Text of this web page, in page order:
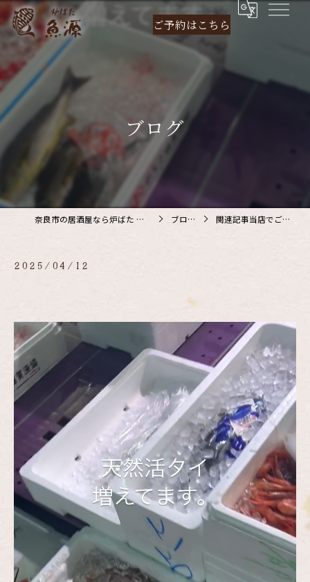
ご予約はこちら
ブログ
奈良市の居酒屋なら炉ばた 魚源 ブログ 関連記事当店でご利…
2025/04/12